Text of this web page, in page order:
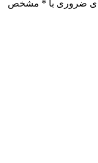
های ضروری با * مشخص